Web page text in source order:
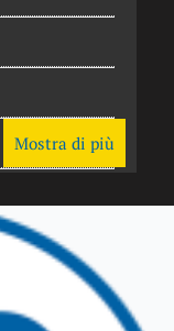
Mostra di più